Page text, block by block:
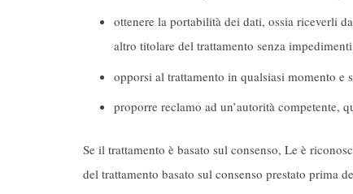
ottenere la portabilità dei dati, ossia riceverli
altro titolare del trattamento senza
opporsi al trattamento in qualsiasi momento e
proporre reclamo ad un’autorità competente,
Se il trattamento è basato sul consenso, Le è
del trattamento basato sul consenso prestato prima